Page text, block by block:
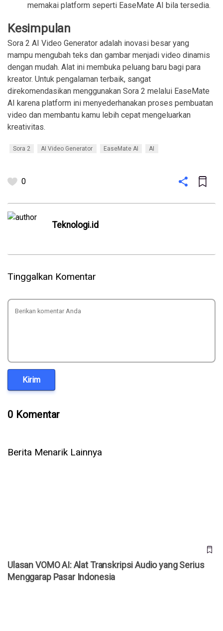
memakai platform seperti EaseMate AI bila tersedia.
Kesimpulan
Sora 2 AI Video Generator adalah inovasi besar yang
mampu mengubah teks dan gambar menjadi video dinamis
dengan mudah. Alat ini membuka peluang baru bagi para
kreator. Untuk pengalaman terbaik, sangat
direkomendasikan menggunakan Sora 2 melalui EaseMate
AI karena platform ini menyederhanakan proses pembuatan
video dan membantu kamu lebih cepat mengeluarkan
kreativitas.
Sora 2 AI Video Generator EaseMate AI AI
0
Teknologi.id
Tinggalkan Komentar
Kirim
0 Komentar
Berita Menarik Lainnya
Ulasan VOMO AI: Alat Transkripsi Audio yang Serius
Menggarap Pasar Indonesia